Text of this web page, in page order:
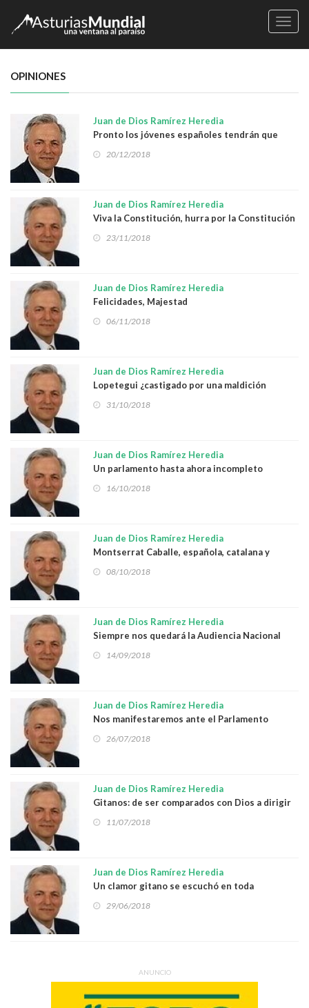
OPINIONES
Juan de Dios Ramírez Heredia
Pronto los jóvenes españoles tendrán que
vivir debajo de un puente
20/12/2018
Juan de Dios Ramírez Heredia
Viva la Constitución, hurra por la Constitución
23/11/2018
Juan de Dios Ramírez Heredia
Felicidades, Majestad
06/11/2018
Juan de Dios Ramírez Heredia
Lopetegui ¿castigado por una maldición
gitana?
31/10/2018
Juan de Dios Ramírez Heredia
Un parlamento hasta ahora incompleto
16/10/2018
Juan de Dios Ramírez Heredia
Montserrat Caballe, española, catalana y
gitana universal
08/10/2018
Juan de Dios Ramírez Heredia
Siempre nos quedará la Audiencia Nacional
14/09/2018
Juan de Dios Ramírez Heredia
Nos manifestaremos ante el Parlamento
italiano en Roma
26/07/2018
Juan de Dios Ramírez Heredia
Gitanos: de ser comparados con Dios a dirigir
el Centro de Investigaciones Sociológicas
11/07/2018
Juan de Dios Ramírez Heredia
Un clamor gitano se escuchó en toda
Barcelona
29/06/2018
ANUNCIO